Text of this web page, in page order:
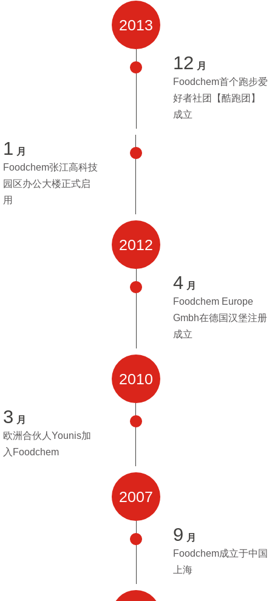
2013
12 月
Foodchem首个跑步爱
好者社团【酷跑团】
成立
1 月
Foodchem张江高科技
园区办公大楼正式启
用
2012
4 月
Foodchem Europe
Gmbh在德国汉堡注册
成立
2010
3 月
欧洲合伙人Younis加
入Foodchem
2007
9 月
Foodchem成立于中国
上海